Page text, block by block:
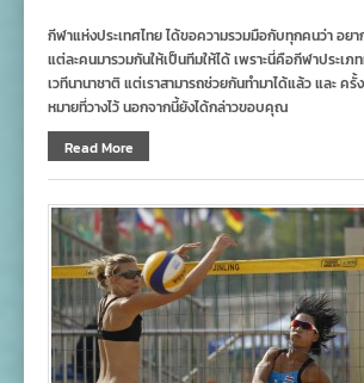
กีฬาแห่งประเทศไทย ได้ขอความรวมมือกับทุกคนว่า อย
แต่ละคนมารวมกันให้เป็นทีมให้ได้ เพราะนี่คือกีฬาประเภ
เวทีนานาชาติ แต่เราสามารถช่วยกันทำมาได้แล้ว และ ค
หมายที่วางไว้ นอกจากนี้ยังได้กล่าวขอบคุณ
Read More